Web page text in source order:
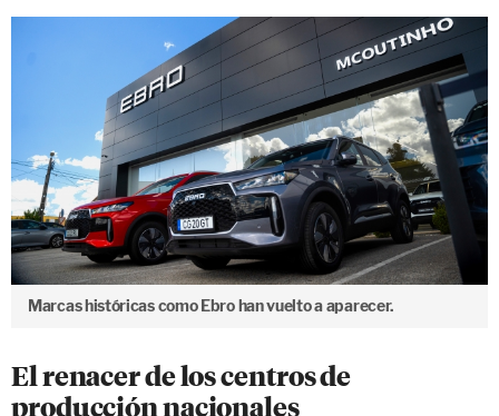
Marcas históricas como Ebro han vuelto a aparecer.
El renacer de los centros de
producción nacionales